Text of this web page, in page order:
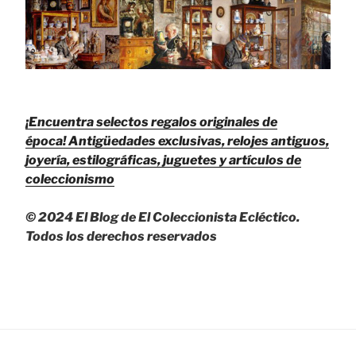
¡Encuentra selectos regalos originales de
época!Antigüedades exclusivas, relojes antiguos,
joyería, estilográficas, juguetes y artículos de
coleccionismo
© 2024 El Blog de El Coleccionista Ecléctico.
Todos los derechos reservados